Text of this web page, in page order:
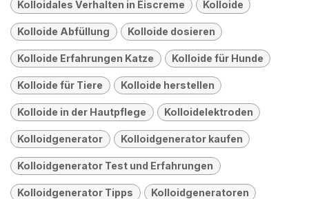
Kolloidales Verhalten in Eiscreme Kolloide
Kolloide Abfüllung Kolloide dosieren
Kolloide Erfahrungen Katze Kolloide für Hunde
Kolloide für Tiere Kolloide herstellen
Kolloide in der Hautpflege Kolloidelektroden
Kolloidgenerator Kolloidgenerator kaufen
Kolloidgenerator Test und Erfahrungen
Kolloidgenerator Tipps Kolloidgeneratoren